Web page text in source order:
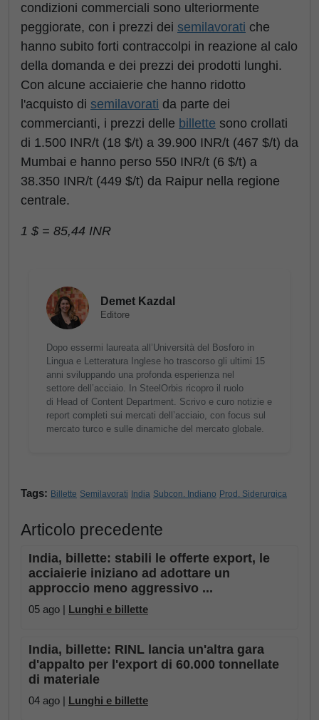
condizioni commerciali sono ulteriormente
peggiorate, con i prezzi dei semilavorati che
hanno subito forti contraccolpi in reazione al calo
della domanda e dei prezzi dei prodotti lunghi.
Con alcune acciaierie che hanno ridotto
l'acquisto di semilavorati da parte dei
commercianti, i prezzi delle billette sono crollati
di 1.500 INR/t (18 $/t) a 39.900 INR/t (467 $/t) da
Mumbai e hanno perso 550 INR/t (6 $/t) a
38.350 INR/t (449 $/t) da Raipur nella regione
centrale.
1 $ = 85,44 INR
Demet Kazdal
Editore
Dopo essermi laureata all’Università del Bosforo in
Lingua e Letteratura Inglese ho trascorso gli ultimi 15
anni sviluppando una profonda esperienza nel
settore dell’acciaio. In SteelOrbis ricopro il ruolo
di Head of Content Department. Scrivo e curo notizie e
report completi sui mercati dell’acciaio, con focus sul
mercato turco e sulle dinamiche del mercato globale.
Tags: Billette Semilavorati India Subcon. Indiano Prod. Siderurgica
Articolo precedente
India, billette: stabili le offerte export, le
acciaierie iniziano ad adottare un
approccio meno aggressivo ...
05 ago | Lunghi e billette
India, billette: RINL lancia un'altra gara
d'appalto per l'export di 60.000 tonnellate
di materiale
04 ago | Lunghi e billette